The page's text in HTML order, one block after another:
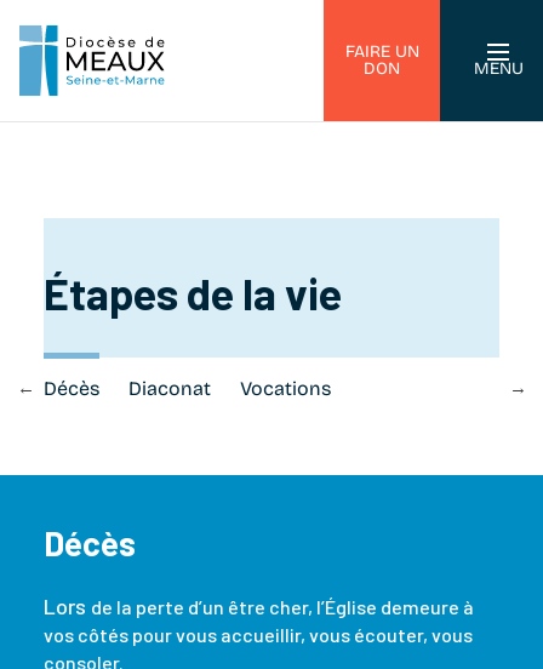
FAIRE UN
DON
MENU
Étapes de la vie
Décès Diaconat Vocations
Décès
Lors de la perte d’un être cher, l’Église demeure à
vos côtés pour vous accueillir, vous écouter, vous
consoler.